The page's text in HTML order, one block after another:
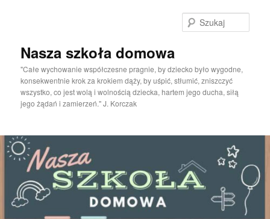
Nasza szkoła domowa
"Całe wychowanie współczesne pragnie, by dziecko było wygodne,
konsekwentnie krok za krokiem dąży, by uśpić, stłumić, zniszczyć
wszystko, co jest wolą i wolnością dziecka, hartem jego ducha, siłą
jego żądań i zamierzeń." J. Korczak